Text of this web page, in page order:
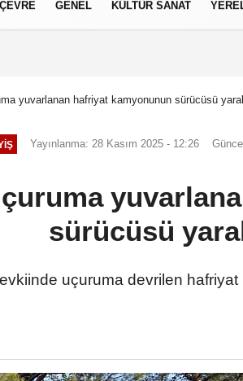
İlkeleri
ÇEVRE GENEL KÜLTÜR SANAT
yuvarlanan hafriyat kamyonunun sürücüsü
Yayınlanma: 28 Kasım 2025 - 12:26
sürücüsü
uçuruma devrilen